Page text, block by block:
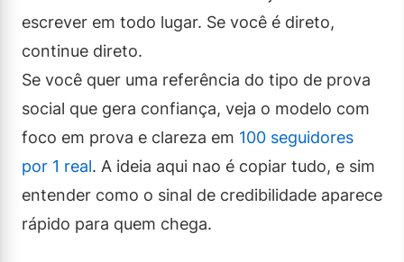
escrever em todo lugar. Se você é direto,
continue direto.
Se você quer uma referência do tipo de prova
social que gera confiança, veja o modelo com
foco em prova e clareza em 100 seguidores
por 1 real. A ideia aqui nao é copiar tudo, e sim
entender como o sinal de credibilidade aparece
rápido para quem chega.